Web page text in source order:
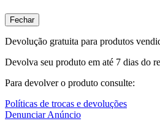
Fechar
Devolução gratuita para produtos
Devolva seu produto em até 7 dias do
Para devolver o produto consulte:
Políticas de trocas e devoluções
Denunciar Anúncio